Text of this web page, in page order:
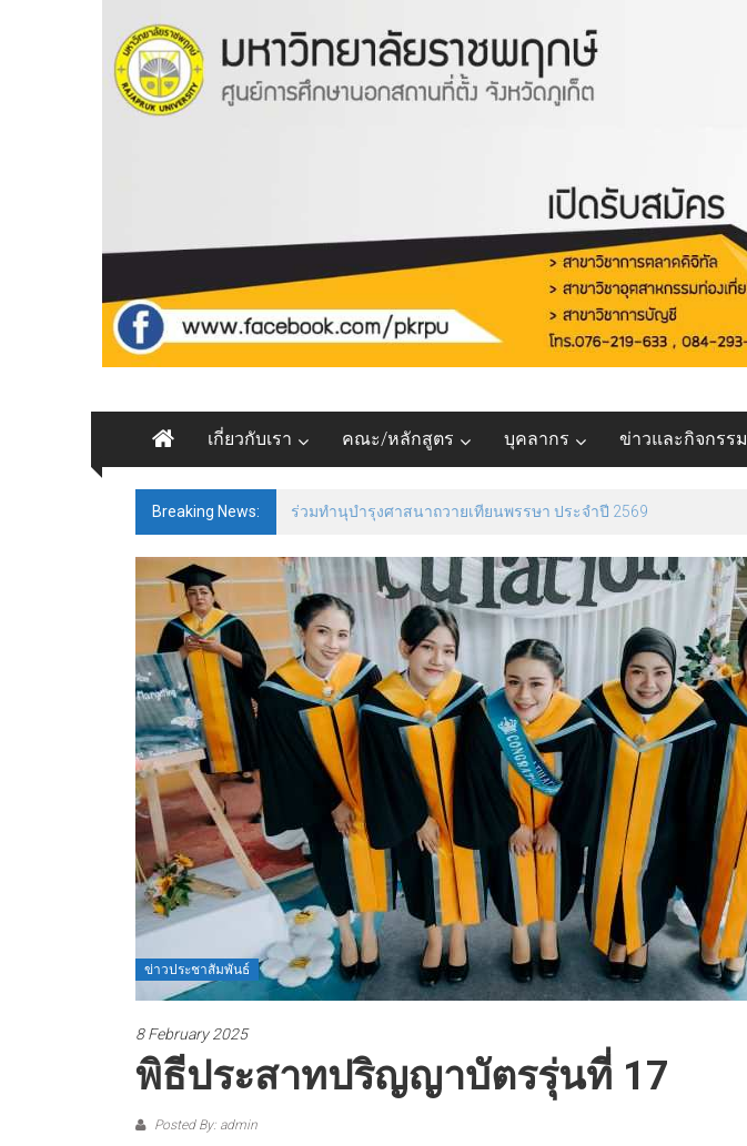
content
มหาวิทยาลัย
ราชพฤกษ์
ศูนย์ฯ
ภูเก็ต
มหาวิทยาลัย
ราชพฤกษ์
ศูนย์ฯ
ภูเก็ต
เกี่ยวกับเรา คณะ/หลักสูตร บุคลากร ข่าวและกิจกรรม
Breaking News: พิธีถวายพระพรและพิธีรับเครื่องราชฯ ปี 2569
ข่าวประชาสัมพันธ์
8 February 2025
พิธีประสาทปริญญาบัตรรุ่นที่ 17
Posted By: admin